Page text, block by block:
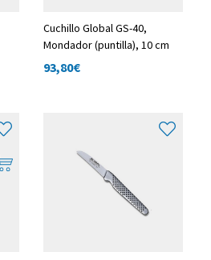
Cuchillo Global GS-40,
Mondador (puntilla), 10 cm
93,80€